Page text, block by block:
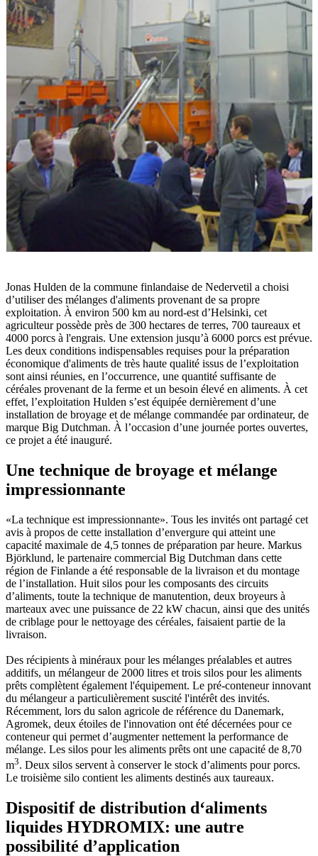
Jonas Hulden de la commune finlandaise de Nedervetil a choisi
d’utiliser des mélanges d'aliments provenant de sa propre
exploitation. À environ 500 km au nord-est d’Helsinki, cet
agriculteur possède près de 300 hectares de terres, 700 taureaux et
4000 porcs à l'engrais. Une extension jusqu’à 6000 porcs est prévue.
Les deux conditions indispensables requises pour la préparation
économique d'aliments de très haute qualité issus de l’exploitation
sont ainsi réunies, en l’occurrence, une quantité suffisante de
céréales provenant de la ferme et un besoin élevé en aliments. À cet
effet, l’exploitation Hulden s’est équipée dernièrement d’une
installation de broyage et de mélange commandée par ordinateur, de
marque Big Dutchman. À l’occasion d’une journée portes ouvertes,
ce projet a été inauguré.
Une technique de broyage et mélange
impressionnante
«La technique est impressionnante». Tous les invités ont partagé cet
avis à propos de cette installation d’envergure qui atteint une
capacité maximale de 4,5 tonnes de préparation par heure. Markus
Björklund, le partenaire commercial Big Dutchman dans cette
région de Finlande a été responsable de la livraison et du montage
de l’installation. Huit silos pour les composants des circuits
d’aliments, toute la technique de manutention, deux broyeurs à
marteaux avec une puissance de 22 kW chacun, ainsi que des unités
de criblage pour le nettoyage des céréales, faisaient partie de la
livraison.
Des récipients à minéraux pour les mélanges préalables et autres
additifs, un mélangeur de 2000 litres et trois silos pour les aliments
prêts complètent également l'équipement. Le pré-conteneur innovant
du mélangeur a particulièrement suscité l'intérêt des invités.
Récemment, lors du salon agricole de référence du Danemark,
Agromek, deux étoiles de l'innovation ont été décernées pour ce
conteneur qui permet d’augmenter nettement la performance de
mélange. Les silos pour les aliments prêts ont une capacité de 8,70
m3. Deux silos servent à conserver le stock d’aliments pour porcs.
Le troisième silo contient les aliments destinés aux taureaux.
Dispositif de distribution d‘aliments
liquides HYDROMIX: une autre
possibilité d’application